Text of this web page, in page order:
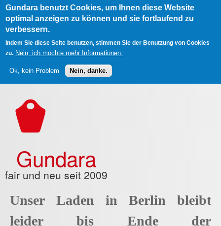
Gundara benutzt Cookies, um Ihnen diese Website
optimal anzeigen zu können und sie fortlaufend zu
verbessern.
Indem Sie diese Seite benutzen, stimmen Sie der Benutzung von Cookies
zu. Nein, ich möchte mehr Informationen.
Ok, kein Problem Nein, danke.
Gundara
fair und neu seit 2009
Unser Laden in Berlin bleibt
leider bis Ende der